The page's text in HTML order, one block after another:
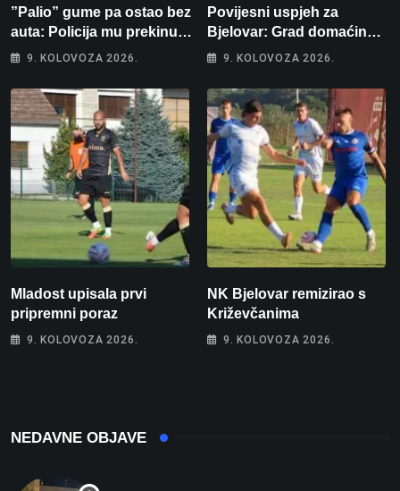
”Palio” gume pa ostao bez
auta: Policija mu prekinula
”show” na parkingu u
9. KOLOVOZA 2026.
Povijesni uspjeh za
Bjelovar: Grad domaćin
Europskog juniorskog
9. KOLOVOZA 2026.
Mladost upisala prvi
pripremni poraz
9. KOLOVOZA 2026.
NK Bjelovar remizirao s
Križevčanima
9. KOLOVOZA 2026.
NEDAVNE OBJAVE